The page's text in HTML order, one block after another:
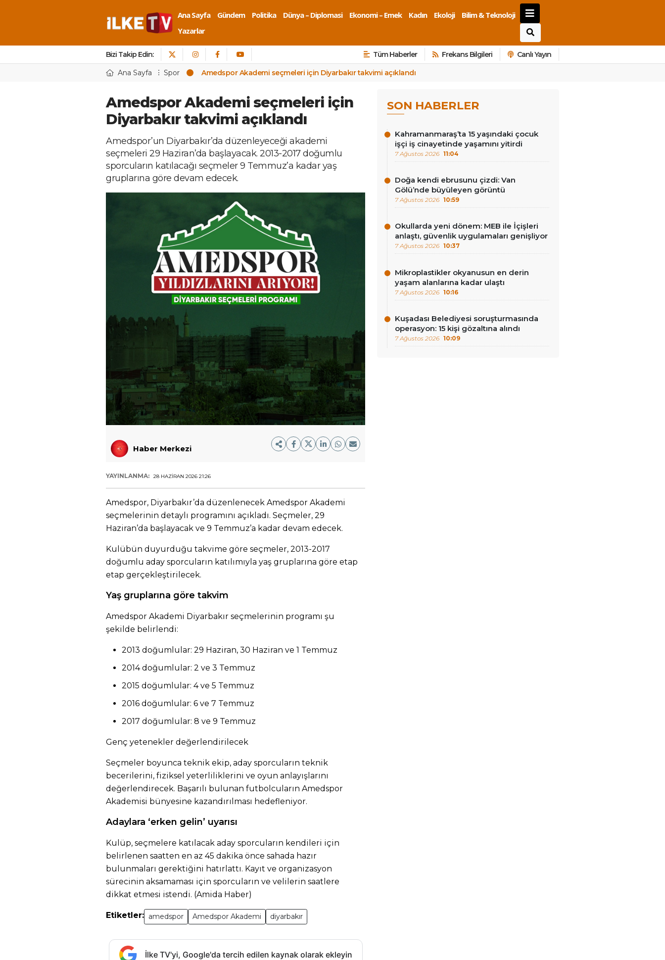
Ana Sayfa Gündem Politika Dünya – Diplomasi Ekonomi – Emek Kadın Ekoloji
Bilim & Teknoloji
Yazarlar
Bizi Takip Edin: Tüm Haberler Frekans Bilgileri Canlı Yayın
Ana Sayfa Spor Amedspor Akademi seçmeleri için Diyarbakır takvimi açıklandı
Amedspor Akademi seçmeleri için
Diyarbakır takvimi açıklandı
Amedspor’un Diyarbakır’da düzenleyeceği akademi
seçmeleri 29 Haziran’da başlayacak. 2013-2017 doğumlu
sporcuların katılacağı seçmeler 9 Temmuz’a kadar yaş
gruplarına göre devam edecek.
Haber Merkezi
YAYINLANMA: 28 HAZIRAN 2026 21:26
Amedspor, Diyarbakır’da düzenlenecek Amedspor Akademi
seçmelerinin detaylı programını açıkladı. Seçmeler, 29
Haziran’da başlayacak ve 9 Temmuz’a kadar devam edecek.
Kulübün duyurduğu takvime göre seçmeler, 2013-2017
doğumlu aday sporcuların katılımıyla yaş gruplarına göre etap
etap gerçekleştirilecek.
Yaş gruplarına göre takvim
Amedspor Akademi Diyarbakır seçmelerinin programı şu
şekilde belirlendi:
2013 doğumlular: 29 Haziran, 30 Haziran ve 1 Temmuz
2014 doğumlular: 2 ve 3 Temmuz
2015 doğumlular: 4 ve 5 Temmuz
2016 doğumlular: 6 ve 7 Temmuz
2017 doğumlular: 8 ve 9 Temmuz
Genç yetenekler değerlendirilecek
Seçmeler boyunca teknik ekip, aday sporcuların teknik
becerilerini, fiziksel yeterliliklerini ve oyun anlayışlarını
değerlendirecek. Başarılı bulunan futbolcuların Amedspor
Akademisi bünyesine kazandırılması hedefleniyor.
Adaylara ‘erken gelin’ uyarısı
Kulüp, seçmelere katılacak aday sporcuların kendileri için
belirlenen saatten en az 45 dakika önce sahada hazır
bulunmaları gerektiğini hatırlattı. Kayıt ve organizasyon
sürecinin aksamaması için sporcuların ve velilerin saatlere
dikkat etmesi istendi. (Amida Haber)
Etiketler: amedspor Amedspor Akademi diyarbakır
İlke TV'yi, Google'da tercih edilen kaynak olarak ekleyin
SON HABERLER
Kahramanmaraş’ta 15 yaşındaki çocuk
işçi iş cinayetinde yaşamını yitirdi
7 Ağustos 2026 11:04
Doğa kendi ebrusunu çizdi: Van
Gölü’nde büyüleyen görüntü
7 Ağustos 2026 10:59
Okullarda yeni dönem: MEB ile İçişleri
anlaştı, güvenlik uygulamaları genişliyor
7 Ağustos 2026 10:37
Mikroplastikler okyanusun en derin
yaşam alanlarına kadar ulaştı
7 Ağustos 2026 10:16
Kuşadası Belediyesi soruşturmasında
operasyon: 15 kişi gözaltına alındı
7 Ağustos 2026 10:09